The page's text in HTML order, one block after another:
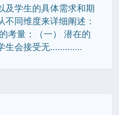
及学生的具体需求和期
不同维度来详细阐述：
考量：（一） 潜在的
生会接受无.............